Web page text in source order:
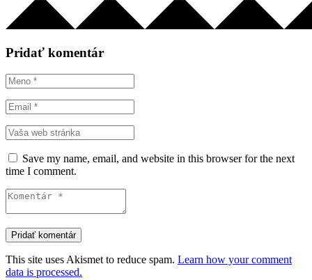
Pridať komentár
Save my name, email, and website in this browser for the next
time I comment.
This site uses Akismet to reduce spam. Learn how your comment
data is processed.